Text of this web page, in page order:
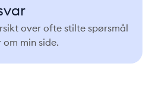
over ofte stilte spørsmål
min side.